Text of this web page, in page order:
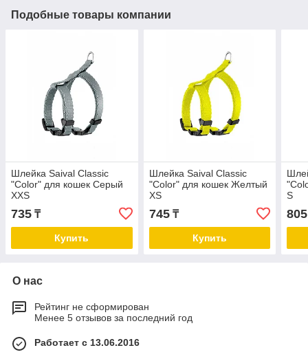
Подобные товары компании
Шлейка Saival Classic
"Color" для кошек Серый
XXS
735 ₸
Купить
Шлейка Saival Classic
"Color" для кошек Желтый
XS
745₸
Купить
S
805
О нас
Рейтинг не сформирован
Менее 5 отзывов за последний год
Работает с 13.06.2016